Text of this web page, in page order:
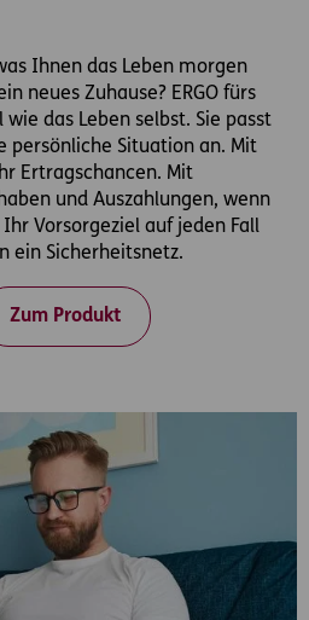
Ihnen das Leben morgen
neues Zuhause? ERGO fürs
das Leben selbst. Sie passt
persönliche Situation an. Mit
Ertragschancen. Mit
und Auszahlungen, wenn
Ihr Vorsorgeziel auf jeden Fall
ein Sicherheitsnetz.
Zum Produkt